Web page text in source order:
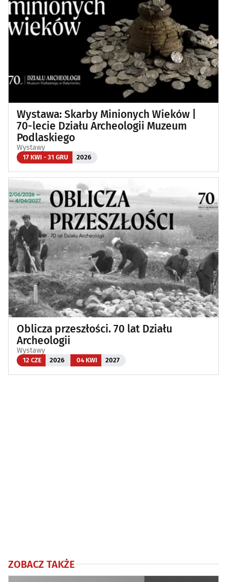
Wystawa: Skarby Minionych Wieków |
70-lecie Działu Archeologii Muzeum
Podlaskiego
Wystawy
17 KWI - 31 GRU 2026
Oblicza przeszłości. 70 lat Działu
Archeologii
Wystawy
12 CZE 2026 04 KWI 2027
ZOBACZ TAKŻE